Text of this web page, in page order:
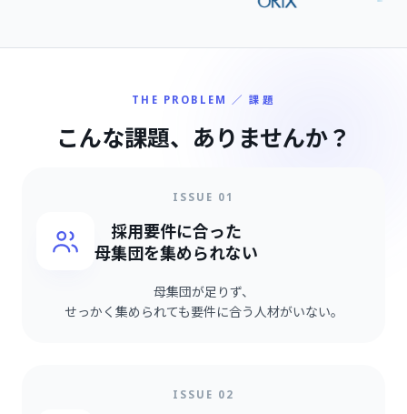
THE PROBLEM ／ 課題
こんな課題、 ありませんか？
ISSUE 01
採用要件に合った
母集団を集められない
母集団が足りず、
せっかく集められても要件に合う人材がいない。
ISSUE 02